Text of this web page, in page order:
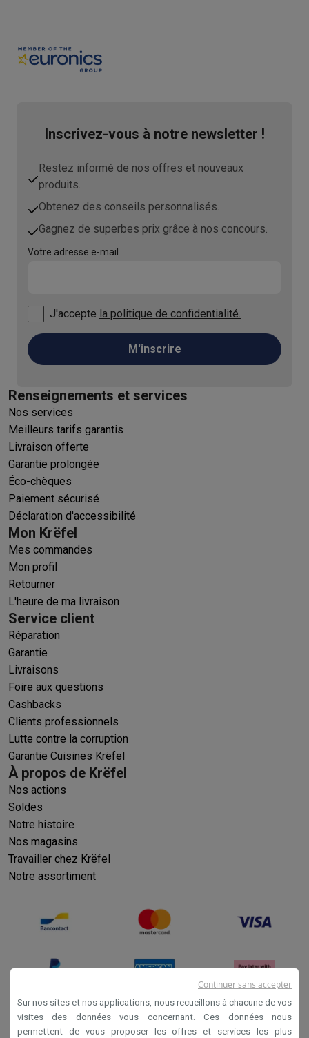
Inscrivez-vous à notre newsletter !
Restez informé de nos offres et nouveaux
produits.
Obtenez des conseils personnalisés.
Gagnez de superbes prix grâce à nos concours.
Votre adresse e-mail
J'accepte la politique de confidentialité.
M'inscrire
Renseignements et services
Nos services
Meilleurs tarifs garantis
Livraison offerte
Garantie prolongée
Éco-chèques
Paiement sécurisé
Déclaration d'accessibilité
Mon Krëfel
Mes commandes
Mon profil
Retourner
L'heure de ma livraison
Service client
Réparation
Garantie
Livraisons
Foire aux questions
Cashbacks
Clients professionnels
Lutte contre la corruption
Garantie Cuisines Krëfel
À propos de Krëfel
Nos actions
Soldes
Notre histoire
Nos magasins
Travailler chez Krëfel
Notre assortiment
Conditions générales de vente
Sur nos sites et nos applications, nous recueillons à chacune de vos
visites des données vous concernant. Ces données nous
permettent de vous proposer les offres et services les plus
Continuer sans accepter